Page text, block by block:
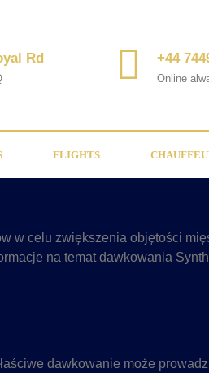
Rd +44
Online
FLIGHTS
w celu zwiększenia objętości
na temat dawkowania
dawkowanie może